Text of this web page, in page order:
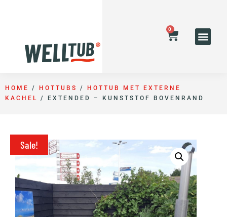
0
HOME / HOTTUBS /
HOTTUB MET EXTERNE
KACHEL / EXTENDED – KUNSTSTOF BOVENRAND
Sale!